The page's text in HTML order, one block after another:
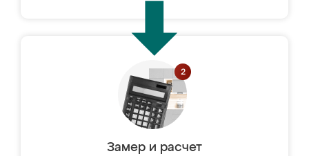
Замер и расчет